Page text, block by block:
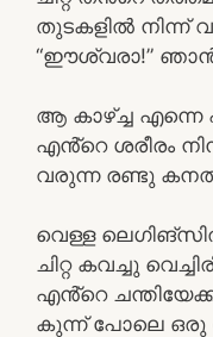
തുടകളിൽ നിന്ന്
“ഈശ്വരാ!” ഞാൻ
ആ കാഴ്ച്ച എന്നെ
എൻ്റെ ശരീരം
വരുന്ന രണ്ടു
വെള്ള
ചിറ്റ കവച്ചു
എൻ്റെ
കുന്ന് പോലെ ഒരു